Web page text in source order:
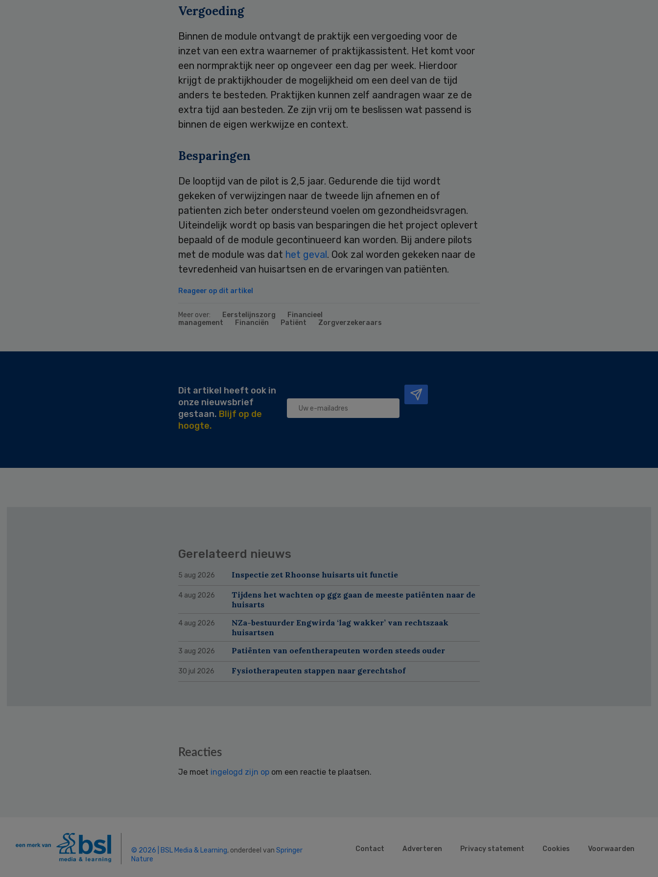
Vergoeding
Binnen de module ontvangt de praktijk een vergoeding voor de
inzet van een extra waarnemer of praktijkassistent. Het komt voor
een normpraktijk neer op ongeveer een dag per week. Hierdoor
krijgt de praktijkhouder de mogelijkheid om een deel van de tijd
anders te besteden. Praktijken kunnen zelf aandragen waar ze de
extra tijd aan besteden. Ze zijn vrij om te beslissen wat passend is
binnen de eigen werkwijze en context.
Besparingen
De looptijd van de pilot is 2,5 jaar. Gedurende die tijd wordt
gekeken of verwijzingen naar de tweede lijn afnemen en of
patienten zich beter ondersteund voelen om gezondheidsvragen.
Uiteindelijk wordt op basis van besparingen die het project oplevert
bepaald of de module gecontinueerd kan worden. Bij andere pilots
met de module was dat het geval. Ook zal worden gekeken naar de
tevredenheid van huisartsen en de ervaringen van patiënten.
Reageer op dit artikel
Meer over: Eerstelijnszorg
Financieel
management
Financiën Patiënt Zorgverzekeraars
Dit artikel heeft ook in
onze nieuwsbrief
gestaan. Blijf op de
hoogte.
Gerelateerd nieuws
5 aug 2026 Inspectie zet Rhoonse huisarts uit functie
4 aug 2026
Tijdens het wachten op ggz gaan de meeste patiënten naar de
huisarts
4 aug 2026
NZa-bestuurder Engwirda ‘lag wakker’ van rechtszaak
huisartsen
3 aug 2026 Patiënten van oefentherapeuten worden steeds ouder
30 jul 2026 Fysiotherapeuten stappen naar gerechtshof
Reacties
Je moet ingelogd zijn op om een reactie te plaatsen.
© 2026 | BSL Media & Learning, onderdeel van Springer
Nature
Contact Adverteren Privacy statement Cookies Voorwaarden